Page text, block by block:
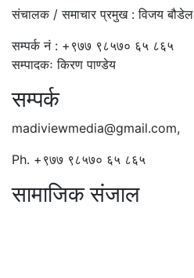
संचालक / समाचार प्रमुख : विजय बौडेल
सम्पर्क नं : +९७७ ९८५७० ६५ ८६५
सम्पादकः किरण पाण्डेय
सम्पर्क
madiviewmedia@gmail.com,
Ph. +९७७ ९८५७० ६५ ८६५
सामाजिक संजाल